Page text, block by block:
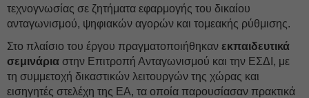
τεχνογνωσίας σε ζητήματα εφαρμογής του δικαίου
ανταγωνισμού, ψηφιακών αγορών και τομεακής ρύθμισης.
Στο πλαίσιο του έργου πραγματοποιήθηκαν εκπαιδευτικά
σεμινάρια στην Επιτροπή Ανταγωνισμού και την ΕΣΔΙ, με
τη συμμετοχή δικαστικών λειτουργών της χώρας και
εισηγητές στελέχη της ΕΑ, τα οποία παρουσίασαν πρακτικά